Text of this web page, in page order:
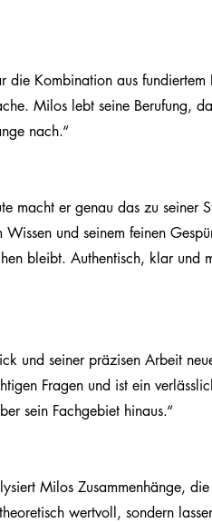
die Kombination aus fundiertem
Milos lebt seine Berufung,
nach.“
macht er genau das zu seiner
und seinem feinen
bleibt. Authentisch, klar und
und seiner präzisen Arbeit
Fragen und ist ein
sein Fachgebiet hinaus.“
Milos Zusammenhänge,
wertvoll, sondern